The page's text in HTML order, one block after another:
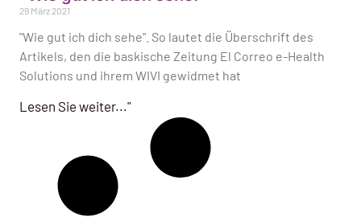
29 März 2021
"Wie gut ich dich sehe". So lautet die Überschrift des
Artikels, den die baskische Zeitung El Correo e-Health
Solutions und ihrem WIVI gewidmet hat
Lesen Sie weiter..."